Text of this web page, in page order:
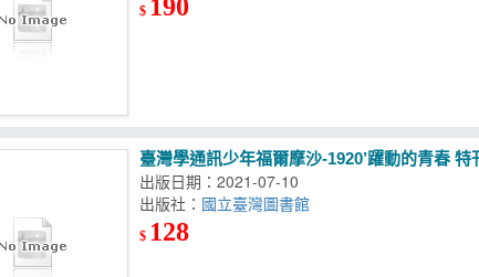
$ 190
臺灣學通訊少年福爾摩沙-1920’躍動的青春 特
出版日期：2021-07-10
出版社：
$ 128